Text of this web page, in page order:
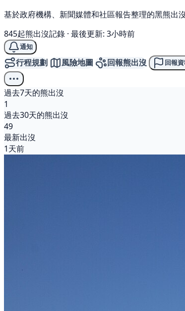
基於政府機構、新聞媒體和社區報告整理的黑熊出沒
845起熊出沒記錄 · 最後更新: 3小時前
通知
行程規劃 風險地圖 回報熊出沒 回報
過去7天的熊出沒
1
過去30天的熊出沒
49
最新出沒
1天前